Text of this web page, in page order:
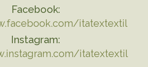
Facebook:
itatextextil
Instagram:
itatextextil